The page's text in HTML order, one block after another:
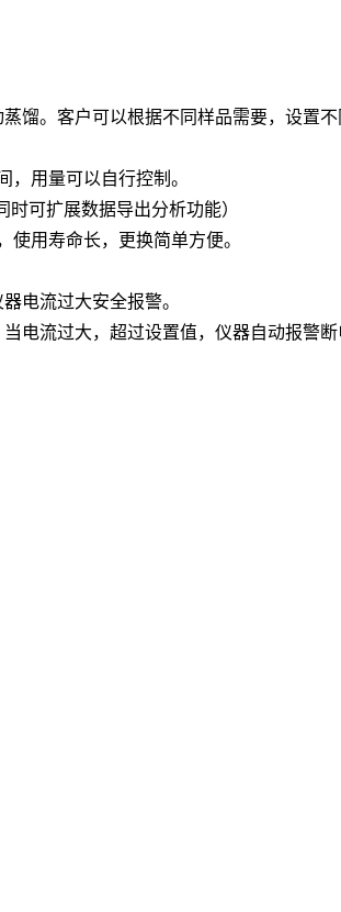
馏。客户可以根据不同样品需要，设置
用量可以自行控制。
可扩展数据导出分析功能）
用寿命长，更换简单方便。
电流过大安全报警。
电流过大，超过设置值，仪器自动报警断